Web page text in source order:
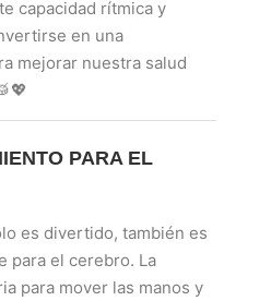
capacidad rítmica y
en una
mejorar nuestra salud
PARA EL
es divertido, también es
para el cerebro. La
para mover las manos y